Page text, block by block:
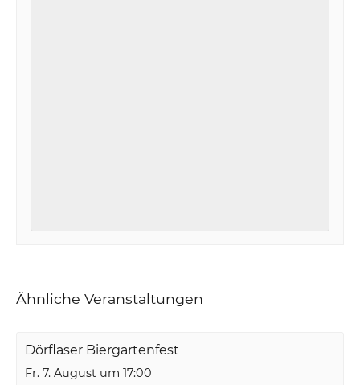
Ähnliche Veranstaltungen
Dörflaser Biergartenfest
Fr. 7. August um 17:00